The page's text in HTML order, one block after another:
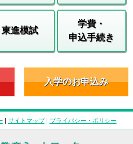
東進模試
学費・
申込手続き
入学のお申込み
| サイトマップ| プライバシー・ポリシー